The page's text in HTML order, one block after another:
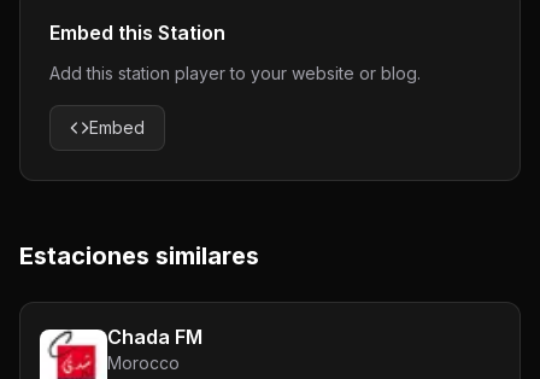
Embed this Station
Add this station player to your website or blog.
Embed
Estaciones similares
Chada FM
Morocco